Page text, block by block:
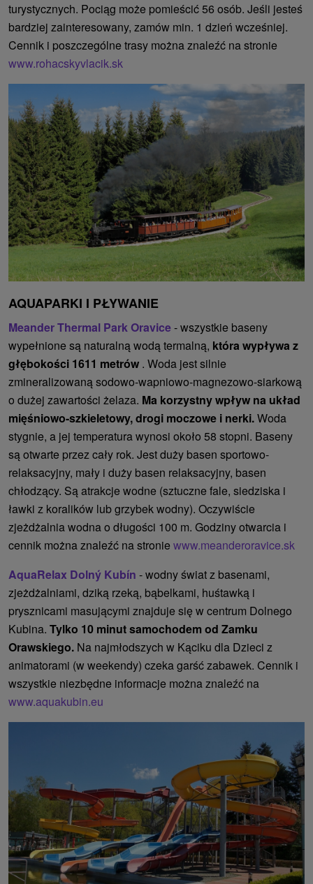
turystycznych. Pociąg może pomieścić 56 osób. Jeśli jesteś
bardziej zainteresowany, zamów min. 1 dzień wcześniej.
Cennik i poszczególne trasy można znaleźć na stronie
www.rohacskyvlacik.sk
AQUAPARKI I PŁYWANIE
Meander Thermal Park Oravice- wszystkie baseny
wypełnione są naturalną wodą termalną, która wypływa z
głębokości 1611 metrów . Woda jest silnie
zmineralizowaną sodowo-wapniowo-magnezowo-siarkową
o dużej zawartości żelaza. Ma korzystny wpływ na układ
mięśniowo-szkieletowy, drogi moczowe i nerki.Woda
stygnie, a jej temperatura wynosi około 58 stopni. Baseny
są otwarte przez cały rok. Jest duży basen sportowo-
relaksacyjny, mały i duży basen relaksacyjny, basen
chłodzący. Są atrakcje wodne (sztuczne fale, siedziska i
ławki z koralików lub grzybek wodny). Oczywiście
zjeżdżalnia wodna o długości 100 m. Godziny otwarcia i
cennik można znaleźć na stronie www.meanderoravice.sk
AquaRelax Dolný Kubín - wodny świat z basenami,
zjeżdżalniami, dziką rzeką, bąbelkami, huśtawką i
prysznicami masującymi znajduje się w centrum Dolnego
Kubina. Tylko 10 minut samochodem od Zamku
Orawskiego. Na najmłodszych w Kąciku dla Dzieci z
animatorami (w weekendy) czeka garść zabawek. Cennik i
wszystkie niezbędne informacje można znaleźć na
www.aquakubin.eu